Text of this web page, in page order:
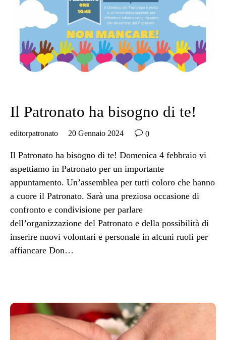
Il Patronato ha bisogno di te!
editorpatronato 20 Gennaio 2024  0
Il Patronato ha bisogno di te! Domenica 4 febbraio vi
aspettiamo in Patronato per un importante
appuntamento. Un’assemblea per tutti coloro che hanno
a cuore il Patronato. Sarà una preziosa occasione di
confronto e condivisione per parlare
dell’organizzazione del Patronato e della possibilità di
inserire nuovi volontari e personale in alcuni ruoli per
affiancare Don…